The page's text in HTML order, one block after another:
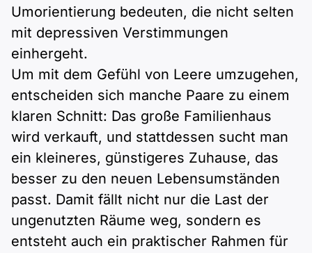
Umorientierung bedeuten, die nicht selten
mit depressiven Verstimmungen
einhergeht.
Um mit dem Gefühl von Leere umzugehen,
entscheiden sich manche Paare zu einem
klaren Schnitt: Das große Familienhaus
wird verkauft, und stattdessen sucht man
ein kleineres, günstigeres Zuhause, das
besser zu den neuen Lebensumständen
passt. Damit fällt nicht nur die Last der
ungenutzten Räume weg, sondern es
entsteht auch ein praktischer Rahmen für